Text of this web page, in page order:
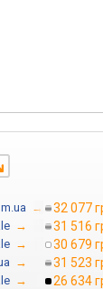
→ 32 077
→ 31 516
→ 30 679
→ 31 523
→
26 634